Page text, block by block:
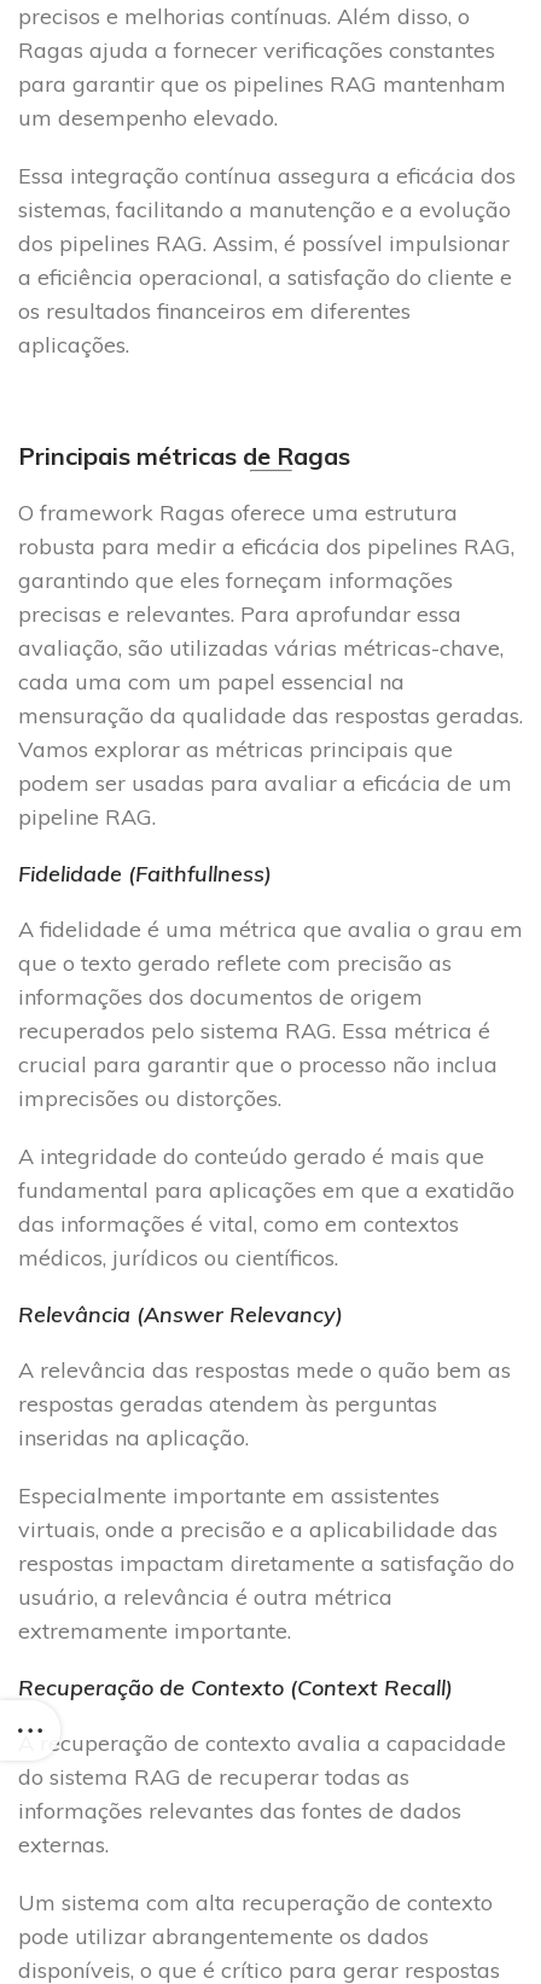
precisos e melhorias contínuas. Além disso, o
Ragas ajuda a fornecer verificações constantes
para garantir que os pipelines RAG mantenham
um desempenho elevado.
Essa integração contínua assegura a eficácia dos
sistemas, facilitando a manutenção e a evolução
dos pipelines RAG. Assim, é possível impulsionar
a eficiência operacional, a satisfação do cliente e
os resultados financeiros em diferentes
aplicações.
Principais métricas de Ragas
O framework Ragas oferece uma estrutura
robusta para medir a eficácia dos pipelines RAG,
garantindo que eles forneçam informações
precisas e relevantes. Para aprofundar essa
avaliação, são utilizadas várias métricas-chave,
cada uma com um papel essencial na
mensuração da qualidade das respostas geradas.
Vamos explorar as métricas principais que
podem ser usadas para avaliar a eficácia de um
pipeline RAG.
Fidelidade (Faithfullness)
A fidelidade é uma métrica que avalia o grau em
que o texto gerado reflete com precisão as
informações dos documentos de origem
recuperados pelo sistema RAG. Essa métrica é
crucial para garantir que o processo não inclua
imprecisões ou distorções.
A integridade do conteúdo gerado é mais que
fundamental para aplicações em que a exatidão
das informações é vital, como em contextos
médicos, jurídicos ou científicos.
Relevância (Answer Relevancy)
A relevância das respostas mede o quão bem as
respostas geradas atendem às perguntas
inseridas na aplicação.
Especialmente importante em assistentes
virtuais, onde a precisão e a aplicabilidade das
respostas impactam diretamente a satisfação do
usuário, a relevância é outra métrica
extremamente importante.
Recuperação de Contexto (Context Recall)
A recuperação de contexto avalia a capacidade
do sistema RAG de recuperar todas as
informações relevantes das fontes de dados
externas.
Um sistema com alta recuperação de contexto
pode utilizar abrangentemente os dados
disponíveis, o que é crítico para gerar respostas